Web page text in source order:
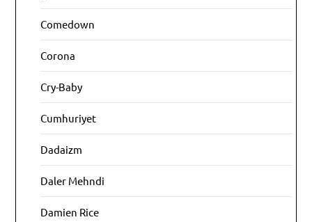
Comedown
Corona
Cry-Baby
Cumhuriyet
Dadaizm
Daler Mehndi
Damien Rice